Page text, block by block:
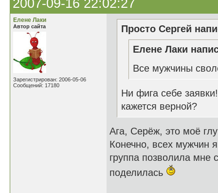
2007-09-16 22:02:27
Елене Лаки
Автор сайта
Зарегистрирован: 2006-05-06
Сообщений: 17180
Просто Сергей
Елене Лаки
Все мужчины
Ни фига себе
кажется верной?
Ага, Серёж, это моё
Конечно, всех мужчин
группа позволила мне
поделилась